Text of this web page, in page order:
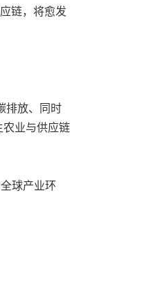
链，将愈发
排放、同时
业与供应链
球产业环